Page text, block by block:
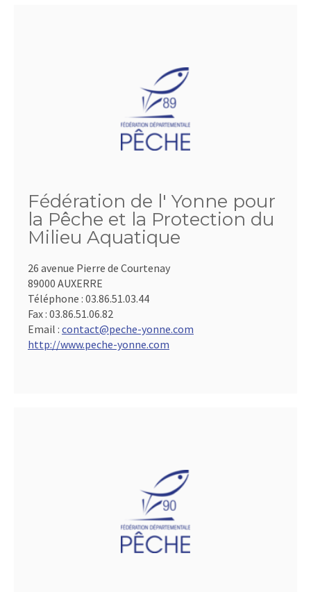
Fédération de l' Yonne pour
la Pêche et la Protection du
Milieu Aquatique
26 avenue Pierre de Courtenay
89000 AUXERRE
Téléphone : 03.86.51.03.44
Fax : 03.86.51.06.82
Email : contact@peche-yonne.com
http://www.peche-yonne.com